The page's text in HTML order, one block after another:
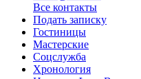
Все контакты
Подать записку
Гостиницы
Мастерские
Соцслужба
Хронология